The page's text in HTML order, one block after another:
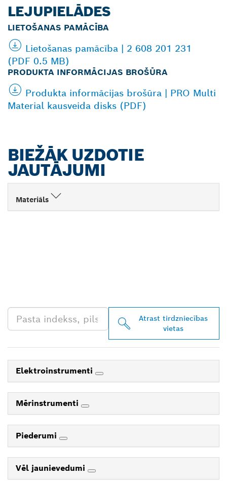
LEJUPIELĀDES
LIETOŠANAS PAMĀCĪBA
Lietošanas pamācība | 2 608 201 231
(PDF 0.5 MB)
PRODUKTA INFORMĀCIJAS BROŠŪRA
Produkta informācijas brošūra | PRO Multi
Material kausveida disks (PDF)
BIEŽĀK UZDOTIE
JAUTĀJUMI
Materiāls
Atrast tirdzniecības
vietas
Elektroinstrumenti
Mērinstrumenti
Piederumi
Vēl jaunievedumi